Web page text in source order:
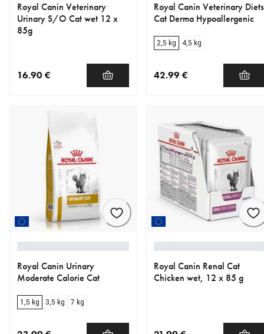
Royal Canin Veterinary
Urinary S/O Cat wet 12 x
85g
16.90 €
Royal Canin Veterinary Diets
Cat Derma Hypoallergenic
2,5 kg 4,5 kg
42.99 €
Royal Canin Urinary
Moderate Calorie Cat
1,5 kg 3,5 kg 7 kg
Royal Canin Renal Cat
Chicken wet, 12 x 85 g